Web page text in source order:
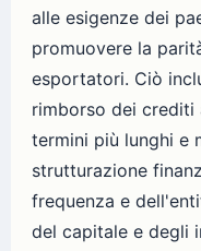
alle esigenze dei
promuovere la
esportatori. Ciò
rimborso dei crediti
termini più lunghi e
strutturazione
frequenza e
del capitale e degli